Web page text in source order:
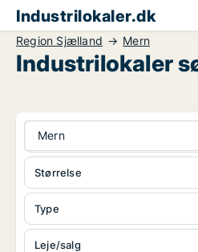
Industrilokaler.dk
Region Sjælland Mern
Industrilokaler
Mern
Type
Leje/salg
Størrelse